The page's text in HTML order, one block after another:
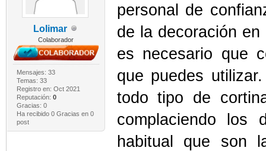
Lolimar
Colaborador
Mensajes: 33
Temas: 33
Registro en: Oct 2021
Reputación: 0
Gracias: 0
Ha recibido 0 Gracias en 0
post
personal de
de la decoración
es necesario que
que puedes
todo tipo de
complaciendo los
habitual que son